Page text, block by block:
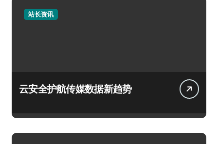
站长资讯
云安全护航传媒数据新趋势